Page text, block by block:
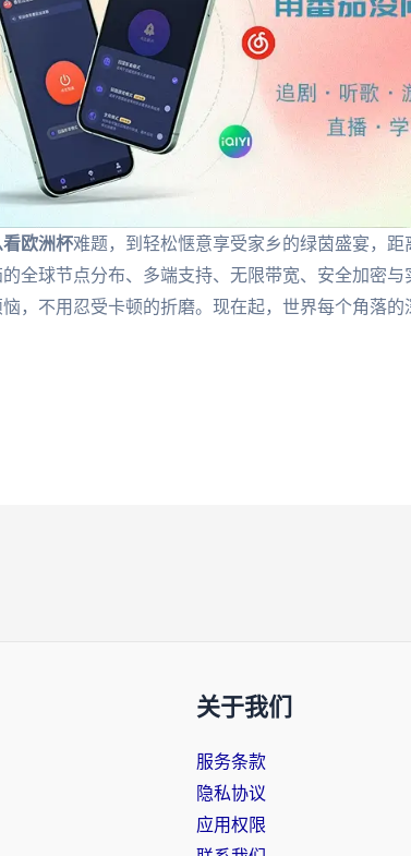
欧洲杯难题，到轻松惬意享受家乡的绿茵盛宴，
全球节点分布、多端支持、无限带宽、安全加密
，不用忍受卡顿的折磨。现在起，世界每个角落
关于我们
服务条款
隐私协议
应用权限